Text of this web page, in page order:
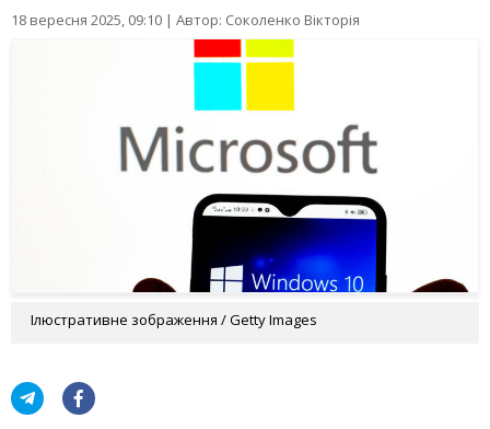
18 вересня 2025, 09:10 | Автор: Соколенко Вікторія
Ілюстративне зображення / Getty Images